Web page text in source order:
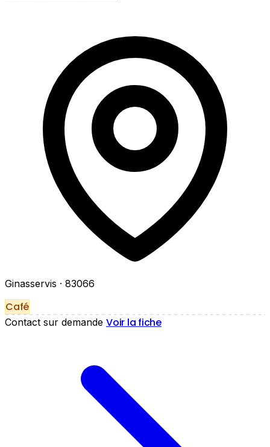
Ginasservis · 83066
Café
Contact sur demande Voir la fiche